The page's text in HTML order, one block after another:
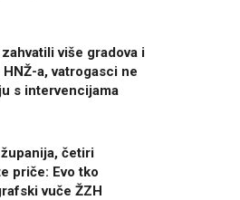
više gradova i
HNŽ-a, vatrogasci ne
s intervencijama
četiri
priče: Evo tko
vuče ŽZH